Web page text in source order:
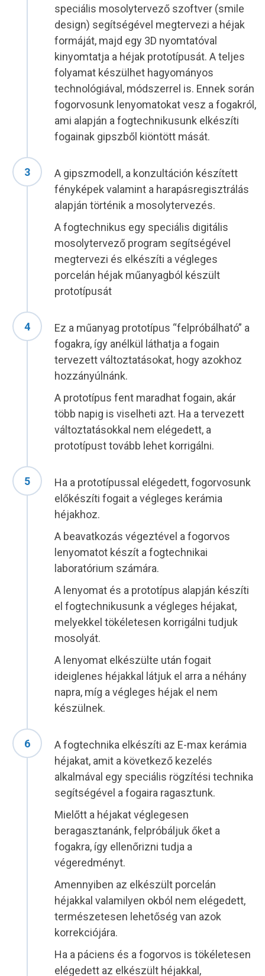
speciális mosolytervező szoftver (smile
design) segítségével megtervezi a héjak
formáját, majd egy 3D nyomtatóval
kinyomtatja a héjak prototípusát. A teljes
folyamat készülhet hagyományos
technológiával, módszerrel is. Ennek során
fogorvosunk lenyomatokat vesz a fogakról,
ami alapján a fogtechnikusunk elkészíti
fogainak gipszből kiöntött mását.
A gipszmodell, a konzultáción készített
fényképek valamint a harapásregisztrálás
alapján történik a mosolytervezés.
A fogtechnikus egy speciális digitális
mosolytervező program segítségével
megtervezi és elkészíti a végleges
porcelán héjak műanyagból készült
prototípusát
Ez a műanyag prototípus “felpróbálható” a
fogakra, így anélkül láthatja a fogain
tervezett változtatásokat, hogy azokhoz
hozzányúlnánk.
A prototípus fent maradhat fogain, akár
több napig is viselheti azt. Ha a tervezett
változtatásokkal nem elégedett, a
prototípust tovább lehet korrigálni.
Ha a prototípussal elégedett, fogorvosunk
előkészíti fogait a végleges kerámia
héjakhoz.
A beavatkozás végeztével a fogorvos
lenyomatot készít a fogtechnikai
laboratórium számára.
A lenyomat és a prototípus alapján készíti
el fogtechnikusunk a végleges héjakat,
melyekkel tökéletesen korrigálni tudjuk
mosolyát.
A lenyomat elkészülte után fogait
ideiglenes héjakkal látjuk el arra a néhány
napra, míg a végleges héjak el nem
készülnek.
A fogtechnika elkészíti az E-max kerámia
héjakat, amit a következő kezelés
alkalmával egy speciális rögzítési technika
segítségével a fogaira ragasztunk.
Mielőtt a héjakat véglegesen
beragasztanánk, felpróbáljuk őket a
fogakra, így ellenőrizni tudja a
végeredményt.
Amennyiben az elkészült porcelán
héjakkal valamilyen okból nem elégedett,
természetesen lehetőség van azok
korrekciójára.
Ha a páciens és a fogorvos is tökéletesen
elégedett az elkészült héjakkal,